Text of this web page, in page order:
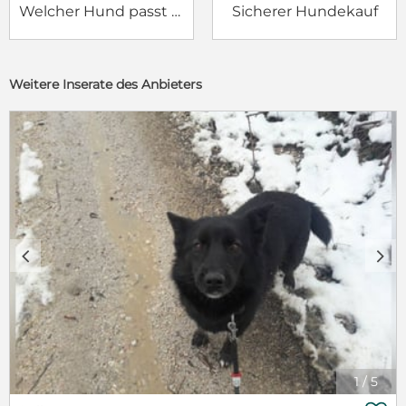
Welcher Hund passt zu mir? Sicherer Hundekauf
Weitere Inserate des Anbieters
1 /5
c d